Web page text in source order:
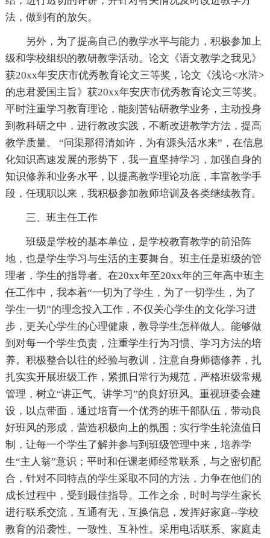
法，做到有的放矢。
另外，为了提高自己的教学水平与能力，积极参加上
级和学校组织的教研教学活动。论文《语文教学之我见》
获20xx年安庆市优秀教育论文三等奖，论文《浅论<水浒>
的忠君爱国主旨》获20xx年安庆市优秀教育论文三等奖。
平时注重学习教育理论，能刻苦钻研教学业务，主动投身
到教科研之中，进行教改实践，不断改进教学方法，提高
教学质量。 “问渠那得清如许，为有源头活水来”，在信息
化知识高速发展的形势下，我一直坚持学习，加强自身的
知识修养和业务水平，以提高教学理论功底，丰富教学手
段，任现职以来，我积极参加教师培训及各类继续教育。
三、班主任工作
班级是学校的基本单位，是学校教育教学的前沿阵
地，也是学生学习与生活的主要舞台。班主任是班级的管
理者，学生的指导者。在20xx年至20xx年的三年高中班主
任工作中，我本着“一切为了学生，为了一切学生，为了
学生一切”的理念投入工作，不仅关心学生的文化学习进
步，更关心学生的心理健康，教导学生怎样做人。能够做
到对每一个学生负责，注重学生行为习惯、学习方法的培
养。积极整合以往的经验与教训，注意自身师德修养，扎
扎实实开展班级工作，紧抓日常行为规范，严格班级常规
管理，树立“讲正气、讲学习”的良好班风。重视班委会建
设，以点带面，通过培育一个优秀的班干部队伍，带动良
好班风的形成，营造积极向上的氛围；实行学生轮流值日
制，让每一个学生了解并参与到班级管理中来，培养学
生“主人翁”意识；平时和任课老师经常联系，与之密切配
合，针对不同特点的学生采取不同的方法，力争在他们的
成长过程中，受到最佳指导。工作之余，时时与学生家长
进行联系交流，互通有无，互换信息，发挥好家庭--学校
教育的沿袭性、一致性、互补性。采用电话联系、家庭走